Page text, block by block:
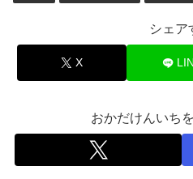
シェア
X
おかだけんいち